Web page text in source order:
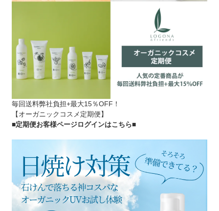
毎回送料弊社負担+最大15％OFF！
【オーガニックコスメ定期便】
■定期便お客様ページログインはこちら■